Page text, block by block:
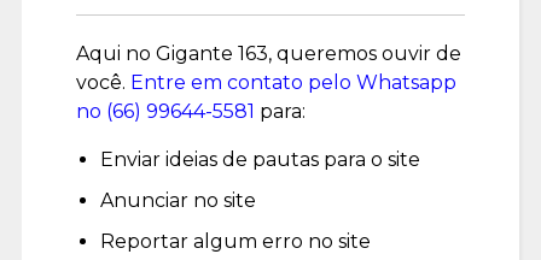
Aqui no Gigante 163, queremos ouvir de
você. Entre em contato pelo Whatsapp
no (66) 99644-5581 para:
Enviar ideias de pautas para o site
Anunciar no site
Reportar algum erro no site